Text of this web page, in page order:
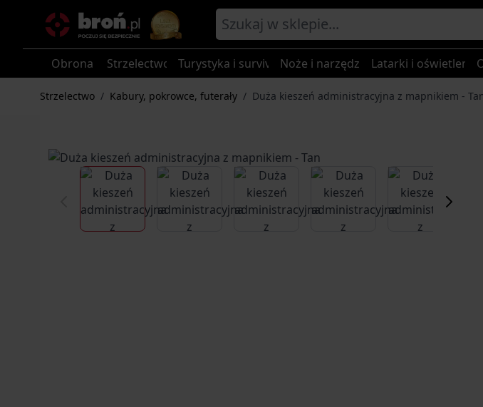
Obrona Strzelectwo Turystyka i survival Noże i narzędzia Latarki i oświetlenie
Strzelectwo / Kabury, pokrowce, futerały / Duża kieszeń administracyjna z mapnikiem -
View larger imageView larger imageView larger imageView larger imageView